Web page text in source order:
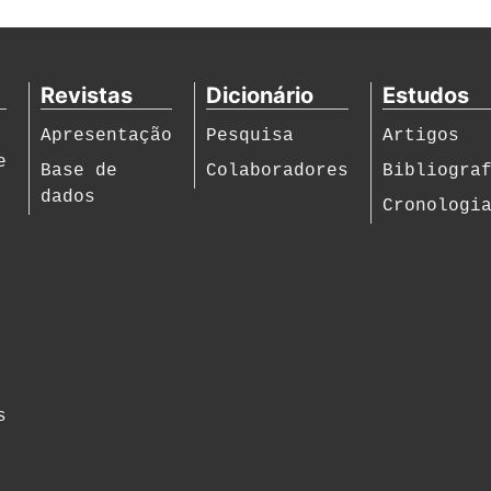
Revistas
Apresentação
Base de
dados
Dicionário
Pesquisa
Colaboradores
Estudos
Artigos